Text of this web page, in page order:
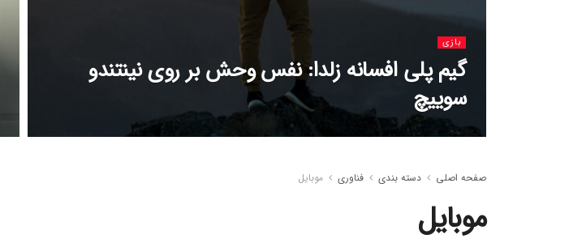
بازی
گیم پلی افسانه زلدا: نفس وحش بر روی نینتندو
سوییچ
صفحه اصلی دسته بندی فناوری موبایل
موبایل